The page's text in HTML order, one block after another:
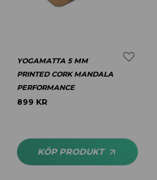
YOGAMATTA 5 MM
PRINTED CORK MANDALA
PERFORMANCE
899 KR
KÖP PRODUKT